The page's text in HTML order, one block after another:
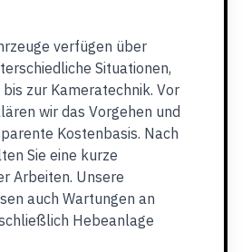
verfügen über
Situationen,
zur Kameratechnik. Vor
wir das Vorgehen und
Kostenbasis. Nach
Sie eine kurze
Arbeiten. Unsere
auch Wartungen an
Hebeanlage